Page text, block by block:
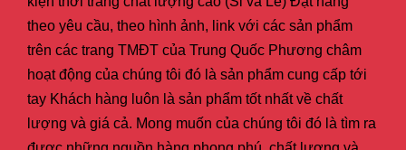
theo yêu cầu, theo hình ảnh, link với các sản phẩm
trên các trang TMĐT của Trung Quốc Phương châm
hoạt động của chúng tôi đó là sản phẩm cung cấp tới
tay Khách hàng luôn là sản phẩm tốt nhất về chất
lượng và giá cả. Mong muốn của chúng tôi đó là tìm ra